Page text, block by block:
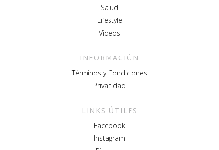
Salud
Lifestyle
Videos
INFORMACIÓN
Términos y Condiciones
Privacidad
LINKS ÚTILES
Facebook
Instagram